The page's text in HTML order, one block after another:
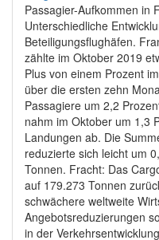
Passagier-Aufkommen in
Unterschiedliche
Beteiligungsflughäfen.
zählte im Oktober 2019
Plus von einem Prozent
über die ersten zehn
Passagiere um 2,2
nahm im Oktober um 1,3
Landungen ab. Die
reduzierte sich leicht um
Tonnen. Fracht: Das
auf 179.273 Tonnen
schwächere weltweite
Angebotsreduzierungen
in der